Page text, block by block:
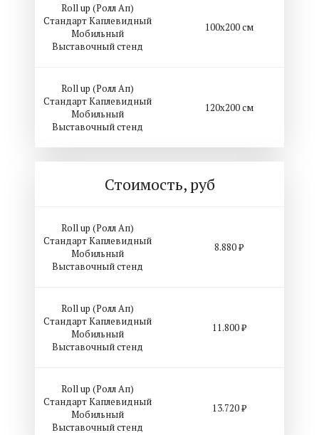
Roll up (Ролл Ап)
Стандарт Каплевидный
Мобильный
Выставочный стенд
100х200 см
Roll up (Ролл Ап)
Стандарт Каплевидный
Мобильный
Выставочный стенд
120х200 см
Стоимость, руб
Roll up (Ролл Ап)
Стандарт Каплевидный
Мобильный
Выставочный стенд
8.880 ₽
Roll up (Ролл Ап)
Стандарт Каплевидный
Мобильный
Выставочный стенд
11.800 ₽
Roll up (Ролл Ап)
Стандарт Каплевидный
Мобильный
Выставочный стенд
13.720 ₽